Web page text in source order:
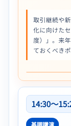
取引継続や
化に向けた
度）」。来
ておくべき
14:30〜